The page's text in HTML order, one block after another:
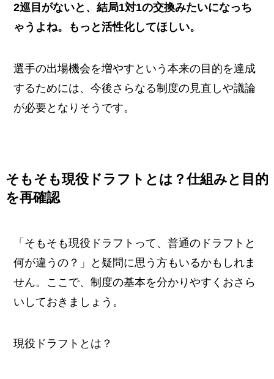
2巡目がないと、結局1対1の交換みたいになっち
ゃうよね。もっと活性化してほしい。
選手の出場機会を増やすという本来の目的を達成
するためには、今後さらなる制度の見直しや議論
が必要となりそうです。
そもそも現役ドラフトとは？仕組みと目的
を再確認
「そもそも現役ドラフトって、普通のドラフトと
何が違うの？」と疑問に思う方もいるかもしれま
せん。ここで、制度の基本を分かりやすくおさら
いしておきましょう。
現役ドラフトとは？